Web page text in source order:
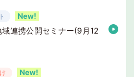
連携公開セミナー(9月12